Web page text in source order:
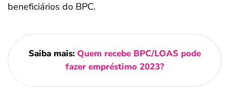
beneficiários do BPC.
Saiba mais: Quem recebe BPC/LOAS pode
fazer empréstimo 2023?